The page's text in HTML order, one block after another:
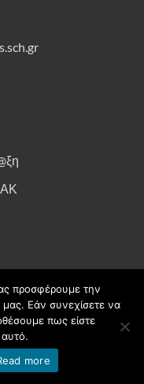
ΧΟΡΤΙΆΤΗ
προσφέρουμε την
μας. Εάν συνεχίσετε να
πως είστε
αυτό.
more